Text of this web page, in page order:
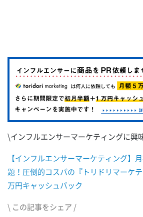
\インフルエンサーマーケティングに興
【インフルエンサーマーケティング】
題！圧倒的コスパの『トリドリマーケ
万円キャッシュバック
\ この記事をシェア /